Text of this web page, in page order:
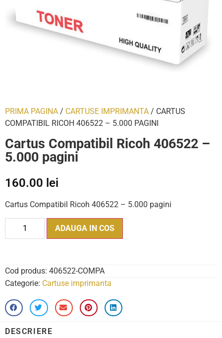
PRIMA PAGINA / CARTUSE IMPRIMANTA / CARTUS
COMPATIBIL RICOH 406522 – 5.000 PAGINI
Cartus Compatibil Ricoh 406522 –
5.000 pagini
160.00 lei
Cartus Compatibil Ricoh 406522 – 5.000 pagini
ADAUGA IN COS
Cod produs: 406522-COMPA
Categorie: Cartuse imprimanta
DESCRIERE